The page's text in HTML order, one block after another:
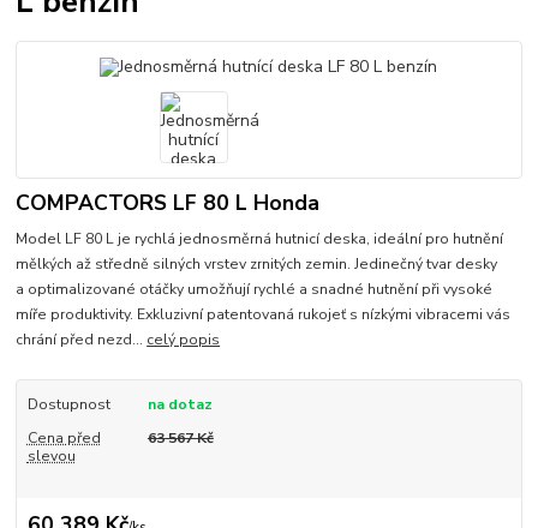
COMPACTORS LF 80 L Honda
Model LF 80 L je rychlá jednosměrná hutnicí deska, ideální pro hutnění
mělkých až středně silných vrstev zrnitých zemin. Jedinečný tvar desky
a optimalizované otáčky umožňují rychlé a snadné hutnění při vysoké
míře produktivity. Exkluzivní patentovaná rukojeť s nízkými vibracemi vás
chrání před nezd... celý popis
Dostupnost
na dotaz
Cena před
slevou
63 567 Kč